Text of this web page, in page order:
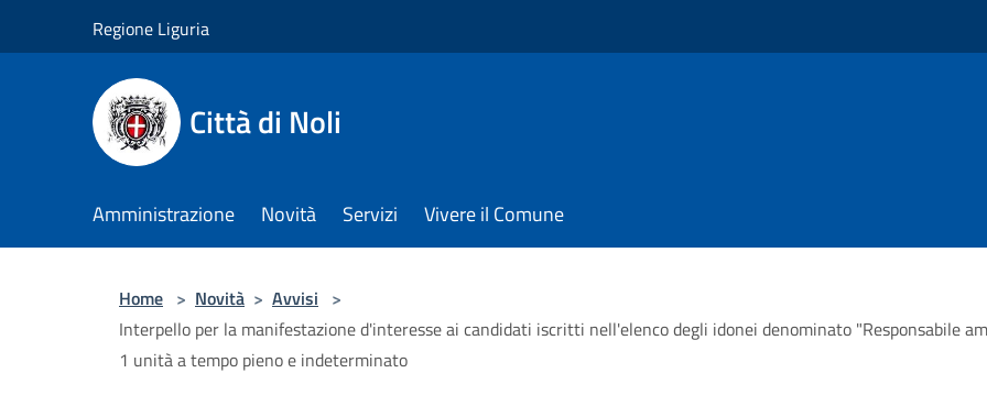
Regione Liguria
Città di Noli
Amministrazione Novità Servizi Vivere il Comune
Home > Novità > Avvisi >
Interpello per la manifestazione d'interesse ai candidati iscritti nell'elenco degli idonei denominato "Responsabile
1 unità a tempo pieno e indeterminato